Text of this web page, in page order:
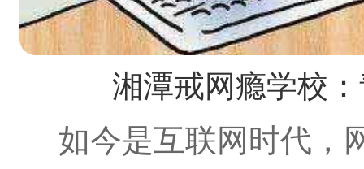
湘潭戒网瘾学校
如今是互联网时代，